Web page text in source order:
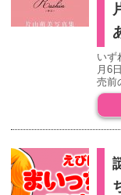
いず
月6
売前